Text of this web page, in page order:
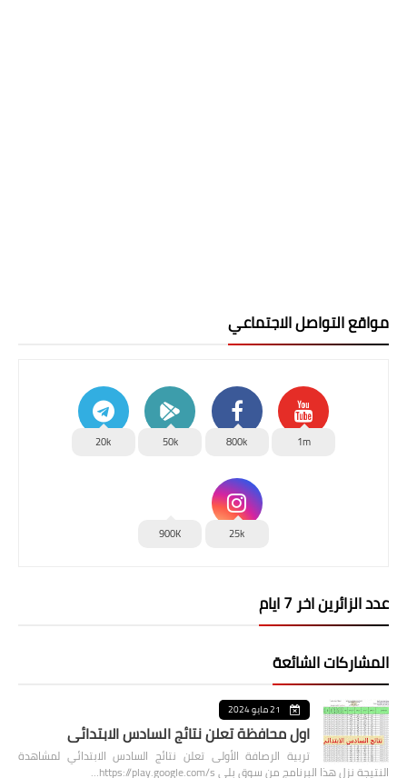
مواقع التواصل الاجتماعي
1m
800k
50k
20k
25k
900K
عدد الزائرين اخر 7 ايام
المشاركات الشائعة
21 مايو 2024
اول محافظة تعلن نتائج السادس الابتدائي
تربية الرصافة الأولى تعلن نتائج السادس الابتدائي لمشاهدة
النتيجة نزل هذا البرنامج من سوق بلي https://play.google.com/s…